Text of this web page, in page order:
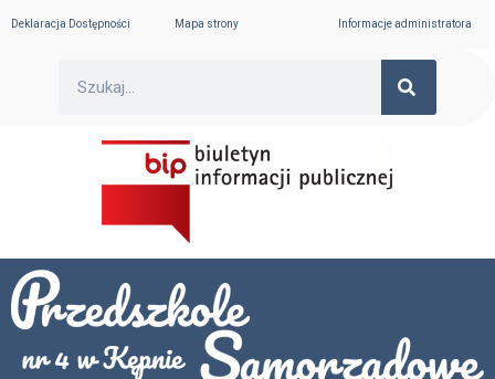
Deklaracja Dostępności Mapa strony Informacje administratora